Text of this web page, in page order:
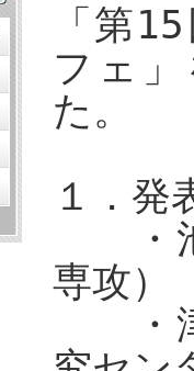
「第
フェ
た。
１
・
専攻）
・